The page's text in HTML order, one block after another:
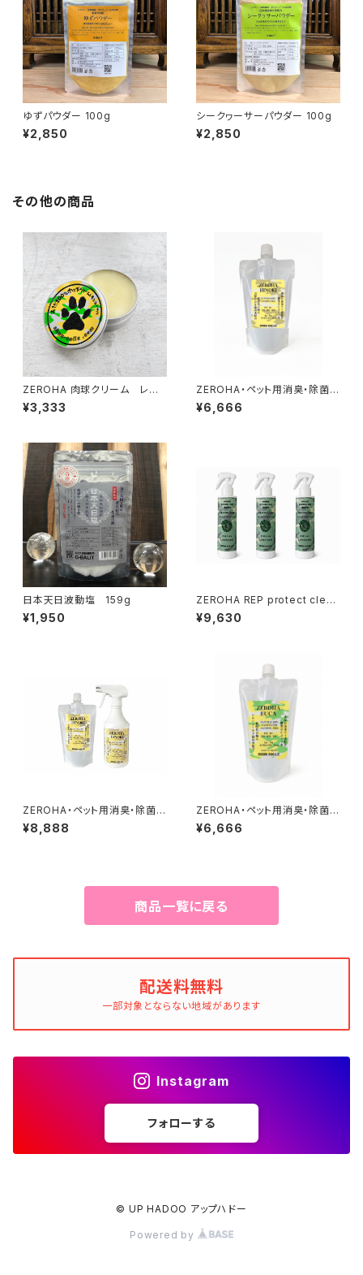
ゆずパウダー 100g
¥2,850
シークヮーサーパウダー 100g
¥2,850
その他の商品
ZEROHA 肉球クリーム レモ
ンユーカリの香りタイプ 犬猫
用 約33g
¥3,333
ZEROHA・ペット用消臭・除菌ス
プレー 吉野ひのきタイプ 詰め替
え用 約1L
¥6,666
日本天日波動塩 159g
¥1,950
ZEROHA REP protect clean
care 爬虫類ケアスプレー 約2
20ml×3本セット
¥9,630
ZEROHA・ペット用消臭・除菌ス
プレー 吉野ひのきタイプ 本体
約520mlと詰め替え約1ℓセット
¥8,888
ZEROHA・ペット用消臭・除菌ス
プレー レモンユーカリタイプ
詰め替え用 約1L
¥6,666
商品一覧に戻る
配送料無料
一部対象とならない地域があります
Instagram
フォローする
© UP HADOO アップハドー
Powered by